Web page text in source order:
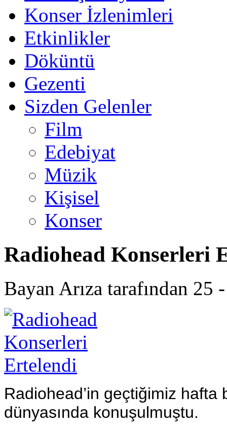
Konser İzlenimleri
Etkinlikler
Döküntü
Gezenti
Sizden Gelenler
Film
Edebiyat
Müzik
Kişisel
Konser
Radiohead Konserleri
Bayan Arıza tarafından 25
Radiohead’in geçtiğimiz hafta
dünyasında konuşulmuştu.